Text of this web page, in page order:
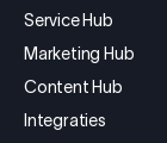
Service Hub
Marketing Hub
Content Hub
Integraties